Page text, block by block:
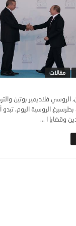
مقالات
الروسي فلاديمير بوتين
الروسية اليوم،
وقضايا ا ...